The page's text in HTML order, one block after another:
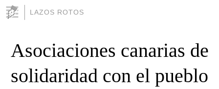
LAZOS ROTOS
Asociaciones canarias de
solidaridad con el pueblo